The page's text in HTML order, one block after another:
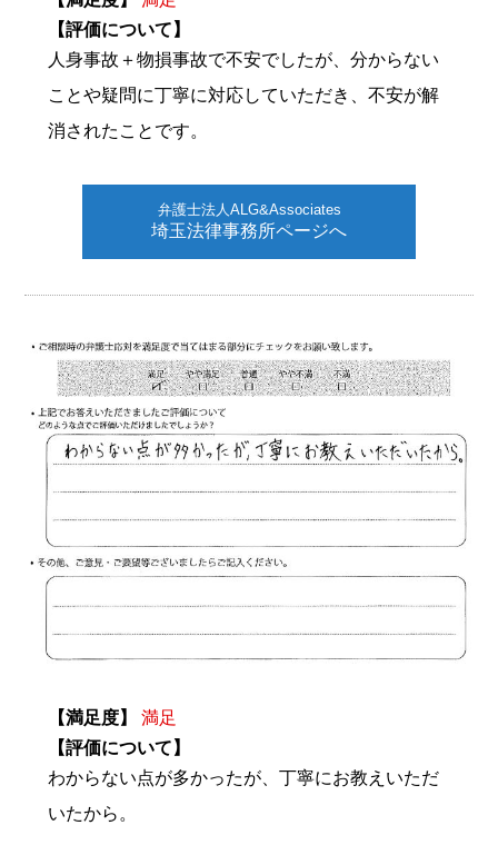
【評価について】
人身事故＋物損事故で不安でしたが、分からない
ことや疑問に丁寧に対応していただき、不安が解
消されたことです。
弁護士法人ALG&Associates
埼玉法律事務所ページへ
【満足度】
満足
【評価について】
わからない点が多かったが、丁寧にお教えいただ
いたから。